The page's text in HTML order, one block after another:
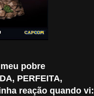
pobre
PERFEITA,
reação quando vi: